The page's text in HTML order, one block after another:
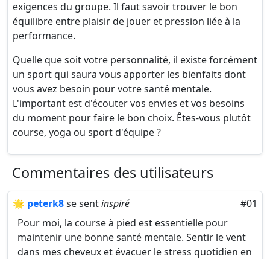
exigences du groupe. Il faut savoir trouver le bon
équilibre entre plaisir de jouer et pression liée à la
performance.
Quelle que soit votre personnalité, il existe forcément
un sport qui saura vous apporter les bienfaits dont
vous avez besoin pour votre santé mentale.
L'important est d'écouter vos envies et vos besoins
du moment pour faire le bon choix. Êtes-vous plutôt
course, yoga ou sport d'équipe ?
Commentaires des utilisateurs
🌟 peterk8se sentinspiré
#01
Pour moi, la course à pied est essentielle pour
maintenir une bonne santé mentale. Sentir le vent
dans mes cheveux et évacuer le stress quotidien en